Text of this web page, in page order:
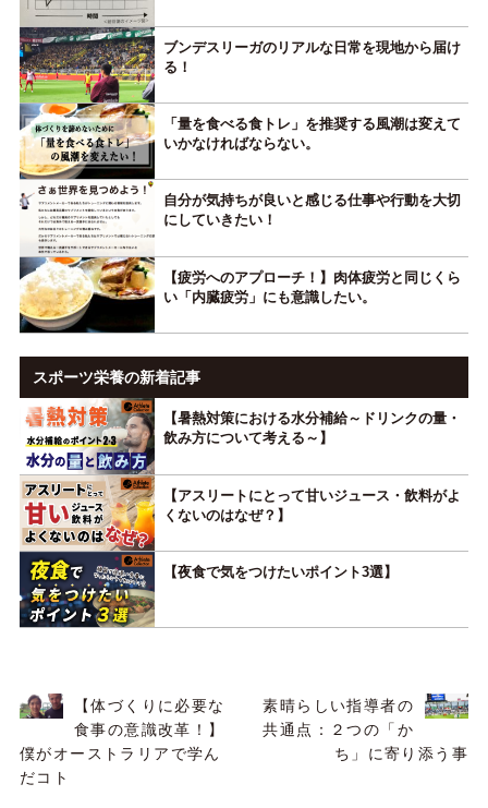
ブンデスリーガのリアルな日常を現地から届け
る！
「量を食べる食トレ」を推奨する風潮は変えて
いかなければならない。
自分が気持ちが良いと感じる仕事や行動を大切
にしていきたい！
【疲労へのアプローチ！】肉体疲労と同じくら
い「内臓疲労」にも意識したい。
スポーツ栄養の新着記事
【暑熱対策における水分補給～ドリンクの量・
飲み方について考える～】
【アスリートにとって甘いジュース・飲料がよ
くないのはなぜ？】
【夜食で気をつけたいポイント3選】
【体づくりに必要な
食事の意識改革！】
僕がオーストラリアで学ん
だコト
素晴らしい指導者の
共通点：２つの「か
ち」に寄り添う事